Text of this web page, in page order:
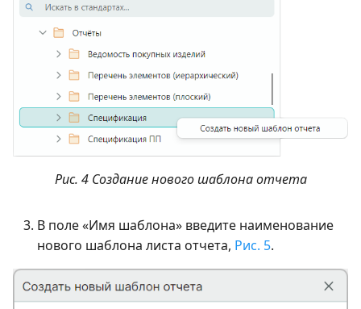
Рис. 4 Создание нового шаблона отчета
В поле «Имя шаблона» введите наименование
нового шаблона листа отчета, Рис. 5.